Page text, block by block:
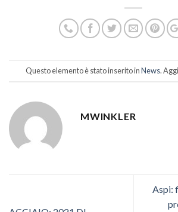
Questo elemento è stato inserito inNews.
MWINKLER
Aspi: